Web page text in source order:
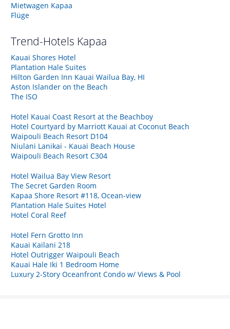
Mietwagen Kapaa
Flüge
Trend-Hotels Kapaa
Kauai Shores Hotel
Plantation Hale Suites
Hilton Garden Inn Kauai Wailua Bay, HI
Aston Islander on the Beach
The ISO
Hotel Kauai Coast Resort at the Beachboy
Hotel Courtyard by Marriott Kauai at Coconut Beach
Waipouli Beach Resort D104
Niulani Lanikai - Kauai Beach House
Waipouli Beach Resort C304
Hotel Wailua Bay View Resort
The Secret Garden Room
Kapaa Shore Resort #118, Ocean-view
Plantation Hale Suites Hotel
Hotel Coral Reef
Hotel Fern Grotto Inn
Kauai Kailani 218
Hotel Outrigger Waipouli Beach
Kauai Hale Iki 1 Bedroom Home
Luxury 2-Story Oceanfront Condo w/ Views & Pool